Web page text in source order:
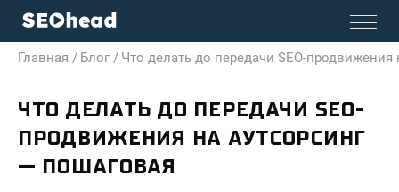
Главная / Блог / Что делать до передачи SEO-
ЧТО ДЕЛАТЬ ДО ПЕРЕДАЧИ SEO-
ПРОДВИЖЕНИЯ НА АУТСОРСИНГ
— ПОШАГОВАЯ